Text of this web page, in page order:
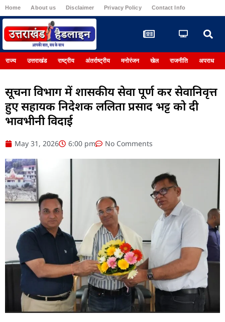
Home About us Disclaimer Privacy Policy Contact Info
राज्य उत्तराखंड राष्ट्रीय अंतर्राष्ट्रीय मनोरंजन खेल राजनीति अपराध
सूचना विभाग में शासकीय सेवा पूर्ण कर सेवानिवृत्त
हुए सहायक निदेशक ललिता प्रसाद भट्ट को दी
भावभीनी विदाई
May 31, 2026 6:00 pm No Comments